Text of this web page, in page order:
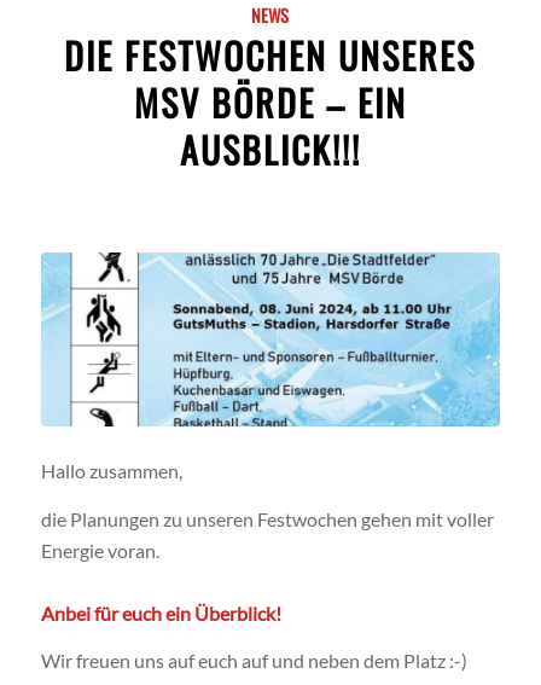
NEWS
DIE FESTWOCHEN UNSERES
MSV BÖRDE – EIN
AUSBLICK!!!
Hallo zusammen,
die Planungen zu unseren Festwochen gehen mit voller
Energie voran.
Anbei für euch ein Überblick!
Wir freuen uns auf euch auf und neben dem Platz :-)